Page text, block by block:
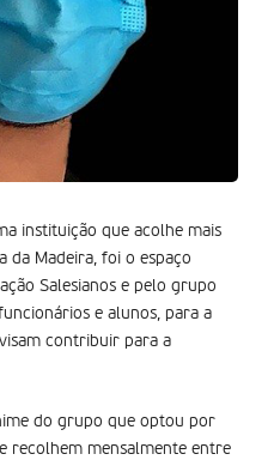
instituição que acolhe mais
da Madeira, foi o espaço
Salesianos e pelo grupo
e alunos, para a
contribuir para a
do grupo que optou por
recolhem mensalmente entre